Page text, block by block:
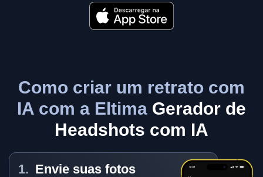
Como criar um retrato com
IA com a Eltima Gerador de
Headshots com IA
Envie suas fotos